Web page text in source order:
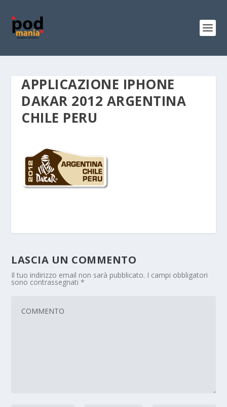
APPLICAZIONE IPHONE
DAKAR 2012 ARGENTINA
CHILE PERU
LASCIA UN COMMENTO
Il tuo indirizzo email non sarà pubblicato. I campi obbligatori
sono contrassegnati*